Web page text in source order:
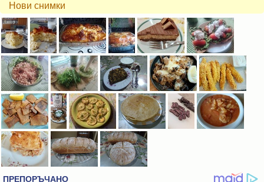
Нови снимки